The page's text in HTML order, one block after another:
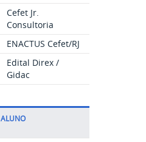
Cefet Jr.
Consultoria
ENACTUS Cefet/RJ
Edital Direx /
Gidac
ALUNO